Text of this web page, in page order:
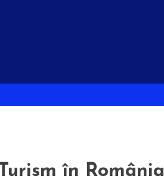
Turism în România